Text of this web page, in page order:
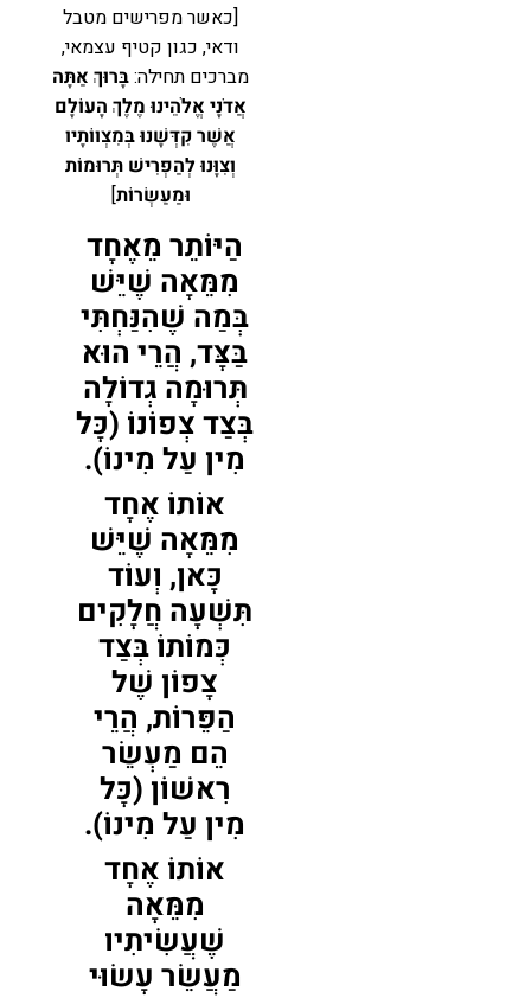
[כאשר מפרישים מטבל
ודאי, כגון קטיף עצמאי,
מברכים תחילה:בָּרוּךְ אַתָּה
אֲדֹנָי אֱלֹהֵינוּ מֶלֶךְ הָעוֹלָם
אֲשֶׁר קִדְּשָׁנוּ בְּמִצְווֹתָיו
וְצִוָּנוּ לְהַפְרִישׁ תְּרוּמוֹת
וּמַעַשְׂרוֹת]
הַיּוֹתֵר מֵאֶחָד
מִמֵּאָה שֶׁיֵּשׁ
בְּמַה שֶׁהִנַּחְתִּי
בַּצָּד, הֲרֵי הוּא
תְּרוּמָה גְדוֹלָה
בְּצַד צְפוֹנוֹ (כָּל
מִין עַל מִינוֹ).
אוֹתוֹ אֶחָד
מִמֵּאָה שֶׁיֵּשׁ
כָּאן, וְעוֹד
תִּשְׁעָה חֲלָקִים
כְּמוֹתוֹ בְּצַד
צָפוֹן שֶׁל
הַפֵּרוֹת, הֲרֵי
הֵם מַעְשֵׂר
רִאשׁוֹן (כָּל
מִין עַל מִינוֹ).
אוֹתוֹ אֶחָד
מִמֵּאָה
שֶׁעֲשִׂיתִיו
מַעֲשֵׂר עָשׂוּי